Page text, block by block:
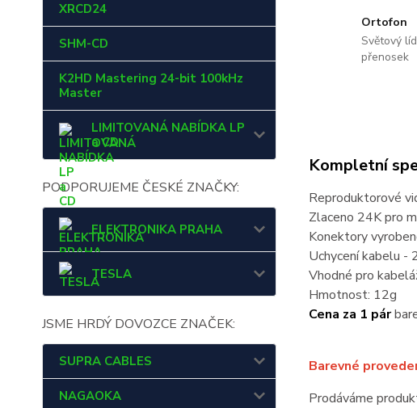
XRCD24
SHM-CD
K2HD Mastering 24-bit 100kHz
Master
LIMITOVANÁ NABÍDKA LP
a CD
PODPORUJEME ČESKÉ ZNAČKY:
ELEKTRONIKA PRAHA
TESLA
JSME HRDÝ DOVOZCE ZNAČEK:
SUPRA CABLES
NAGAOKA
Ortofon
Světový
přenosek
Kompletní
Reproduktorové
Zlaceno 24K pro
Konektory
Uchycení kabelu -
Vhodné pro
Hmotnost: 12g
Cena za 1 pár
Barevné
Prodáváme